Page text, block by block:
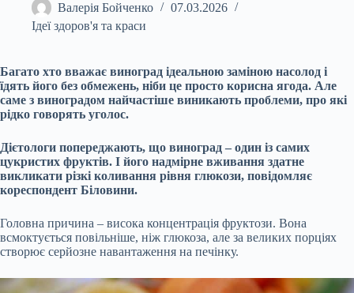
Валерія Бойченко
07.03.2026
Ідеї здоров'я та краси
Багато хто вважає виноград ідеальною заміною насолод і
їдять його без обмежень, ніби це просто корисна ягода. Але
саме з виноградом найчастіше виникають проблеми, про які
рідко говорять уголос.
Дієтологи попереджають, що виноград – один із самих
цукристих фруктів. І його надмірне вживання здатне
викликати різкі коливання рівня глюкози, повідомляє
кореспондент Біловини.
Головна причина – висока концентрація фруктози. Вона
всмоктується повільніше, ніж глюкоза, але за великих порціях
створює серйозне навантаження на печінку.